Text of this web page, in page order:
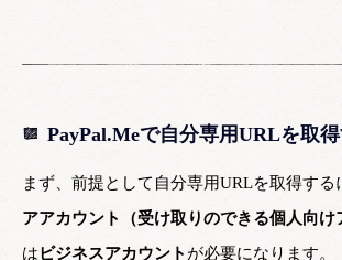
PayPal.Meで自分専用URLを取
まず、前提として自分専用URLを取得する
アアカウント（受け取りのできる個人向け
は ビジネスアカウント が必要になります。